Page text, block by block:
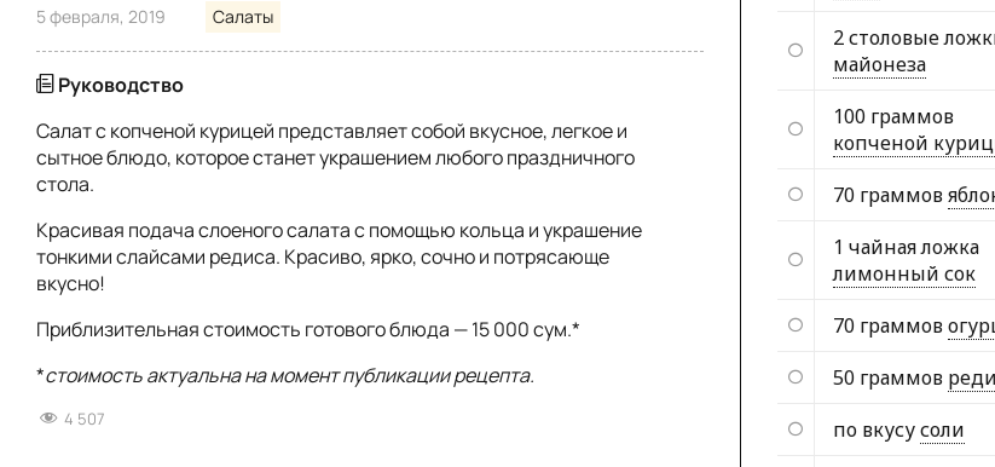
5 февраля, 2019 Салаты
Руководство
Салат с копченой курицей представляет собой вкусное, легкое и
сытное блюдо, которое станет украшением любого праздничного
стола.
Красивая подача слоеного салата с помощью кольца и украшение
тонкими слайсами редиса. Красиво, ярко, сочно и потрясающе
вкусно!
Приблизительная стоимость готового блюда — 15 000 сум.*
*стоимость актуальна на момент публикации рецепта.
4 507
2 столовые
майонеза
100 граммов
копченой
70 граммов
1 чайная ложка
лимонный сок
70 граммов
50 граммов
по вкусусоли